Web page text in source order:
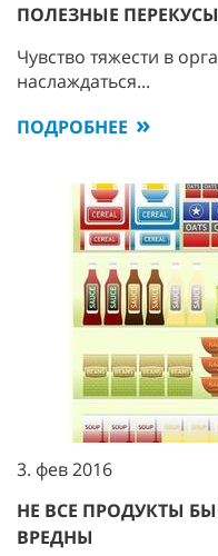
ПОЛЕЗНЫЕ
Чувство тяжести в
наслаждаться...
ПОДРОБНЕЕ
3. фев 2016
НЕ ВСЕ ПРОДУКТЫ
ВРЕДНЫ